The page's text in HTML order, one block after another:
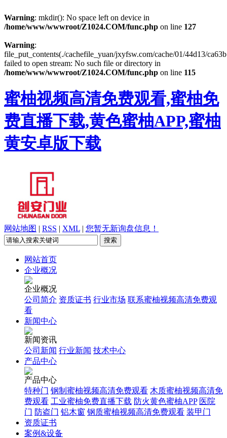
Warning: mkdir(): No space left on device in
/home/www/wwwroot/Z1024.COM/func.php on line 127
Warning:
file_put_contents(./cachefile_yuan/jxyfsw.com/cache/01/44d13/
failed to open stream: No such file or directory in
/home/www/wwwroot/Z1024.COM/func.php on line 115
蜜柚视频高清免费观看,蜜柚免
费直播下载,黄色蜜柚APP,蜜柚
黄安卓版下载
网站地图 | RSS | XML | 您暂无新询盘信息！
网站首页
企业概况
企业概况
公司简介 资质证书 行业市场 联系蜜柚视频高清免费观
看
新闻中心
新闻资讯
公司新闻 行业新闻 技术中心
产品中心
产品中心
特种门 钢制蜜柚视频高清免费观看 木质蜜柚视频高清免
费观看 工业蜜柚免费直播下载 防火黄色蜜柚APP 医院
门 防盗门 铝木窗 钢质蜜柚视频高清免费观看 装甲门
资质证书
案例&设备